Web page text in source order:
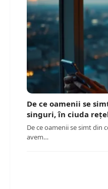
De ce oamenii se
singuri, în ciuda
De ce oamenii se simt din
avem…